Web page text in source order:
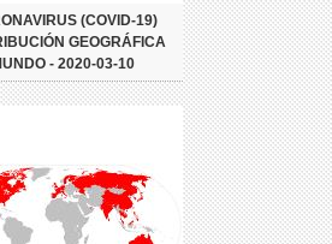
(COVID-19)
GEOGRÁFICA
- 2020-03-10